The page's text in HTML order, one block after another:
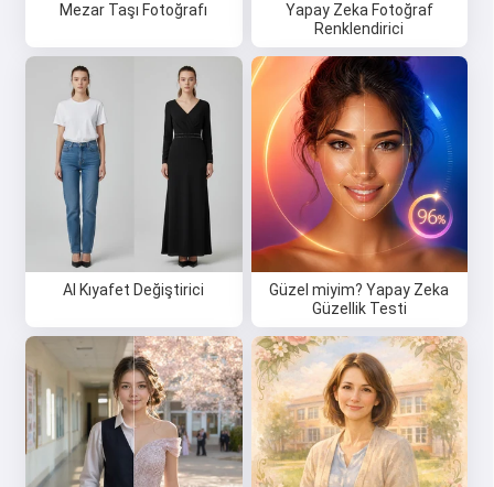
Mezar Taşı Fotoğrafı
Yapay Zeka Fotoğraf
Renklendirici
AI Kıyafet Değiştirici
Güzel miyim? Yapay Zeka
Güzellik Testi